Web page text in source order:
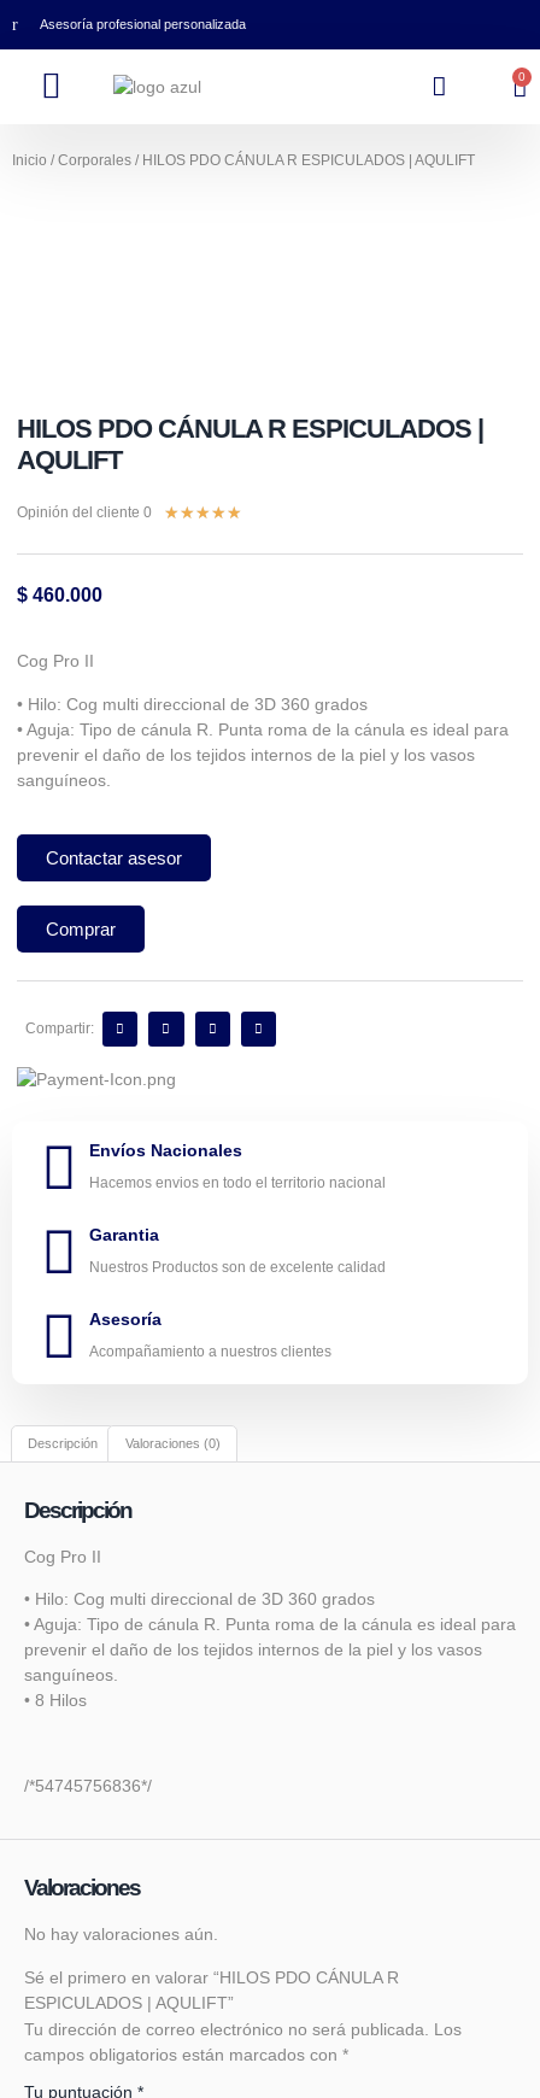
Asesoría profesional personalizada
0
Inicio /Corporales / HILOS PDO CÁNULA R ESPICULADOS | AQULIFT
HILOS PDO CÁNULA R ESPICULADOS |
AQULIFT
Opinión del cliente 0 ★★★★★
$ 460.000
Cog Pro II
• Hilo: Cog multi direccional de 3D 360 grados
• Aguja: Tipo de cánula R. Punta roma de la cánula es ideal para
prevenir el daño de los tejidos internos de la piel y los vasos
sanguíneos.
Contactar asesor
Comprar
Compartir:
Envíos Nacionales
Hacemos envios en todo el territorio nacional
Garantia
Nuestros Productos son de excelente calidad
Asesoría
Acompañamiento a nuestros clientes
Descripción Valoraciones (0)
Descripción
Cog Pro II
• Hilo: Cog multi direccional de 3D 360 grados
• Aguja: Tipo de cánula R. Punta roma de la cánula es ideal para
prevenir el daño de los tejidos internos de la piel y los vasos
sanguíneos.
• 8 Hilos
/*54745756836*/
Valoraciones
No hay valoraciones aún.
Sé el primero en valorar “HILOS PDO CÁNULA R
ESPICULADOS | AQULIFT”
Tu dirección de correo electrónico no será publicada.
Los
campos obligatorios están marcados con *
Tu puntuación *